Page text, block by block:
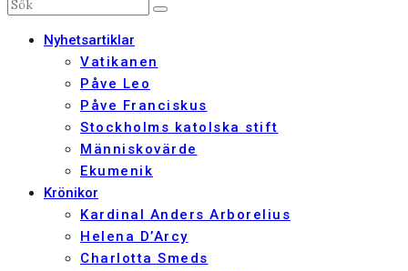
Nyhetsartiklar
Vatikanen
Påve Leo
Påve Franciskus
Stockholms katolska stift
Människovärde
Ekumenik
Krönikor
Kardinal Anders Arborelius
Helena D’Arcy
Charlotta Smeds